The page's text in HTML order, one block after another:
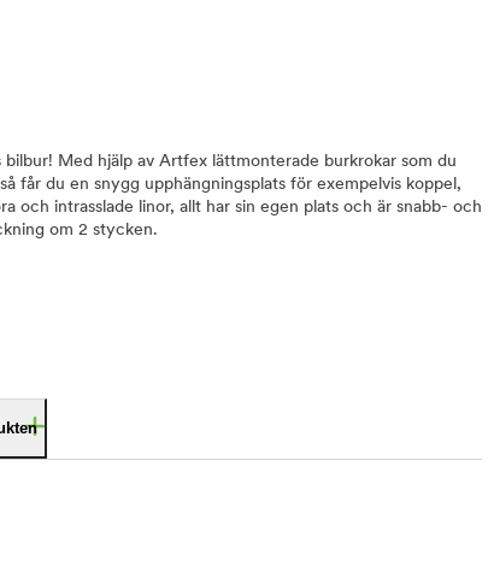
Med hjälp av Artfex lättmonterade burkrokar som du
får du en snygg upphängningsplats för exempelvis koppel,
och intrasslade linor, allt har sin egen plats och är snabb- och
om 2 stycken.